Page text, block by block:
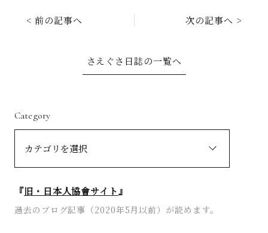
< 前の記事へ 次の記事へ >
さえぐさ日誌の一覧へ
Category
『旧・日本人協會サイト』
過去のブログ記事（2020年5月以前）が読めます。